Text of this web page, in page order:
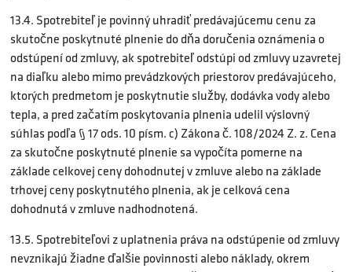
13.4. Spotrebiteľ je povinný uhradiť predávajúcemu cenu za
skutočne poskytnuté plnenie do dňa doručenia oznámenia o
odstúpení od zmluvy, ak spotrebiteľ odstúpi od zmluvy uzavretej
na diaľku alebo mimo prevádzkových priestorov predávajúceho,
ktorých predmetom je poskytnutie služby, dodávka vody alebo
tepla, a pred začatím poskytovania plnenia udelil výslovný
súhlas podľa § 17 ods. 10 písm. c) Zákona č. 108/2024 Z. z. Cena
za skutočne poskytnuté plnenie sa vypočíta pomerne na
základe celkovej ceny dohodnutej v zmluve alebo na základe
trhovej ceny poskytnutého plnenia, ak je celková cena
dohodnutá v zmluve nadhodnotená.
13.5. Spotrebiteľovi z uplatnenia práva na odstúpenie od zmluvy
nevznikajú žiadne ďalšie povinnosti alebo náklady, okrem